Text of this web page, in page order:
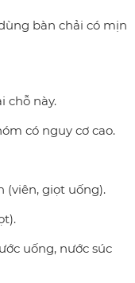
bàn chải có mịn
chỗ này.
có nguy cơ cao.
(viên, giọt uống).
uống, nước súc